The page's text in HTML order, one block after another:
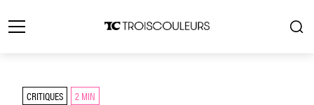
CRITIQUES 2 MIN